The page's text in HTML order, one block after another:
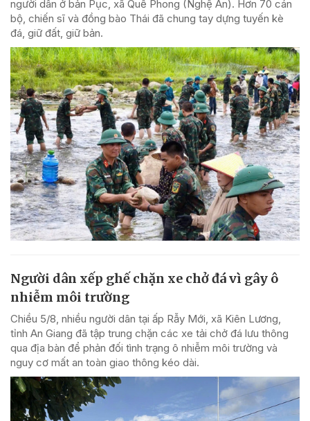
người dân ở bản Pục, xã Quế Phong (Nghệ An). Hơn 70 cán
bộ, chiến sĩ và đồng bào Thái đã chung tay dựng tuyến kè
đá, giữ đất, giữ bản.
Người dân xếp ghế chặn xe chở đá vì gây ô
nhiễm môi trường
Chiều 5/8, nhiều người dân tại ấp Rẫy Mới, xã Kiên Lương,
tỉnh An Giang đã tập trung chặn các xe tải chở đá lưu thông
qua địa bàn để phản đối tình trạng ô nhiễm môi trường và
nguy cơ mất an toàn giao thông kéo dài.